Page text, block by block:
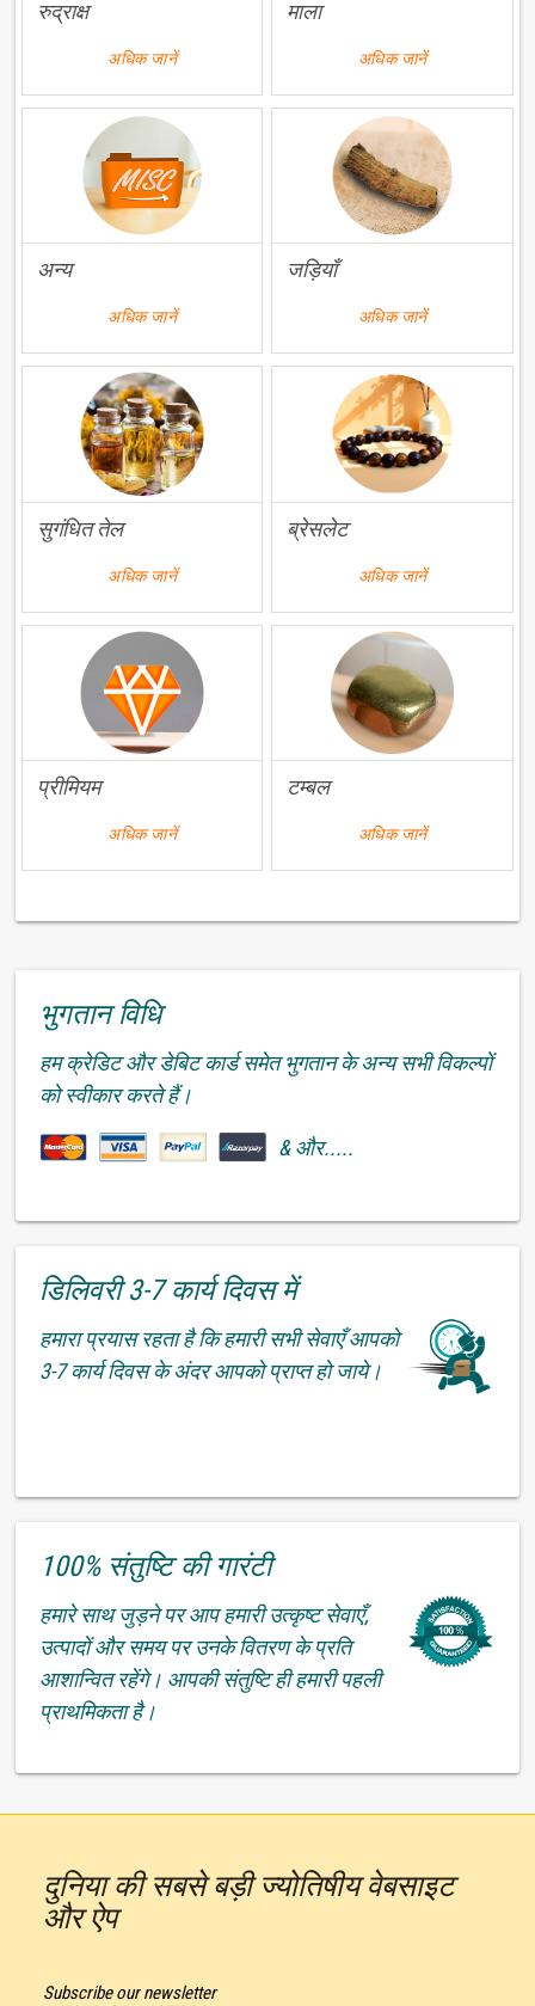
रुद्राक्ष
अधिक जानें
माला
अधिक जानें
अन्य
अधिक जानें
जड़ियाँ
अधिक जानें
सुगंधित तेल
अधिक जानें
ब्रेसलेट
अधिक जानें
प्रीमियम
अधिक जानें
टम्बल
अधिक जानें
भुगतान विधि
हम क्रेडिट और डेबिट कार्ड समेत भुगतान के अन्य सभी विकल्पों
को स्वीकार करते हैं।
& और.....
डिलिवरी 3-7 कार्य दिवस में
हमारा प्रयास रहता है कि हमारी सभी सेवाएँ आपको
3-7 कार्य दिवस के अंदर आपको प्राप्त हो जाये।
100% संतुष्टि की गारंटी
हमारे साथ जुड़ने पर आप हमारी उत्कृष्ट सेवाएँ,
उत्पादों और समय पर उनके वितरण के प्रति
आशान्वित रहेंगे। आपकी संतुष्टि ही हमारी पहली
प्राथमिकता है।
दुनिया की सबसे बड़ी ज्योतिषीय वेबसाइट
और ऐप
Subscribe our newsletter